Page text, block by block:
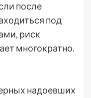
после
под
риск
многократно.
надоевших